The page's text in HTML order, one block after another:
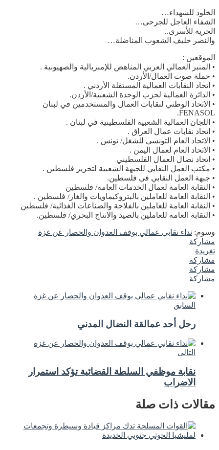
الخلود للشهداء…
الشفاء العاجل للجرحى…
الحرية للأسرى..
والنصر حليف الشعوب المناضلة…
الموقعين :
• المنبر العمالي العربي المناهض للإمبريالية والصهيونية .
• حملة صوت العمال/الأردن.
• اتحاد النقابات العمالية المستقلة الأردني .
• الدائرة العمالية لحزب الوحدة الشعبية/الأردن.
• الاتحاد الوطني لنقابات العمال والمستخدمين في لبنان
FENASOL.
• اللجان العمالية الشعبية الفلسطينية في لبنان .
• اتحاد نقابات عمال العراق .
• الاتحاد العام التونسي للشغل/ تونس .
• الاتحاد العام لعمال اليمن .
• اتحاد نضال العمال الفلسطيني
• مكتب العمل النقابي للجبهة الشعبية لتحرير فلسطين .
• جبهة العمل النقابي في فلسطين.
• النقابة العامة لعمال الخدمات العامة/ فلسطين
• النقابة العامة للعاملين بالبتروكيماويات والغاز/ فلسطين .
• النقابة العامة للعاملين بالفلاحة والصناعات الغذائية/ فلسطين
• النقابة العامة للعاملين بالصيد والانتاج البحري/ فلسطين.
وسوم: نداء نقابي عمالي بوقف العدوان والحصار عن غزة
مشاركة
تغريدة
مشاركة
مشاركة
مشاركة
السابق
رحل أحد عمالقة النضال المدني
التالى
نقابة موظفي السلطة القضائية تؤكد استمرار
الاضراب
مقالات ذات صلة